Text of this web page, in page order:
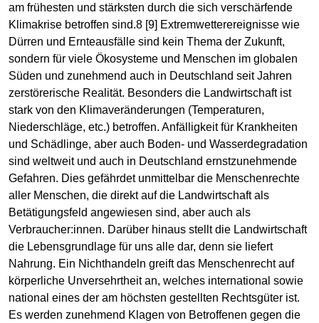
am frühesten und stärksten durch die sich verschärfende
Klimakrise betroffen sind.8 [9] Extremwetterereignisse wie
Dürren und Ernteausfälle sind kein Thema der Zukunft,
sondern für viele Ökosysteme und Menschen im globalen
Süden und zunehmend auch in Deutschland seit Jahren
zerstörerische Realität. Besonders die Landwirtschaft ist
stark von den Klimaveränderungen (Temperaturen,
Niederschläge, etc.) betroffen. Anfälligkeit für Krankheiten
und Schädlinge, aber auch Boden- und Wasserdegradation
sind weltweit und auch in Deutschland ernstzunehmende
Gefahren. Dies gefährdet unmittelbar die Menschenrechte
aller Menschen, die direkt auf die Landwirtschaft als
Betätigungsfeld angewiesen sind, aber auch als
Verbraucher:innen. Darüber hinaus stellt die Landwirtschaft
die Lebensgrundlage für uns alle dar, denn sie liefert
Nahrung. Ein Nichthandeln greift das Menschenrecht auf
körperliche Unversehrtheit an, welches international sowie
national eines der am höchsten gestellten Rechtsgüter ist.
Es werden zunehmend Klagen von Betroffenen gegen die